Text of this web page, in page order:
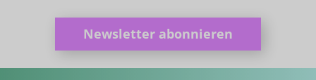
Newsletter abonnieren